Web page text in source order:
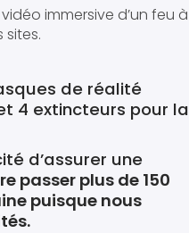
vidéo immersive d’un feu à
sites.
de réalité
4 extincteurs pour la
d’assurer une
passer plus de 150
puisque nous